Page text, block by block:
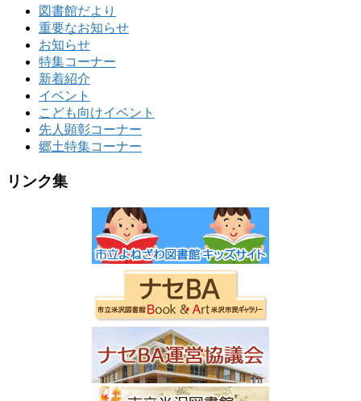
図書館だより
重要なお知らせ
お知らせ
特集コーナー
新着紹介
イベント
こども向けイベント
先人顕彰コーナー
郷土特集コーナー
リンク集